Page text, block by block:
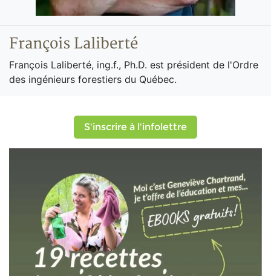
François Laliberté
François Laliberté, ing.f., Ph.D. est président de l'Ordre
des ingénieurs forestiers du Québec.
S'inscrire à l'infolettre